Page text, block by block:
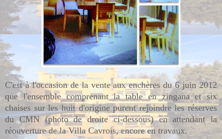
C'est à l'occasion de la vente aux enchères du 6 juin 2012
que l'ensemble comprenant la table en zingana et six
chaises sur les huit d'origine purent rejoindre les réserves
du CMN (photo de droite ci-dessous) en attendant la
réouverture de la Villa Cavrois, encore en travaux.